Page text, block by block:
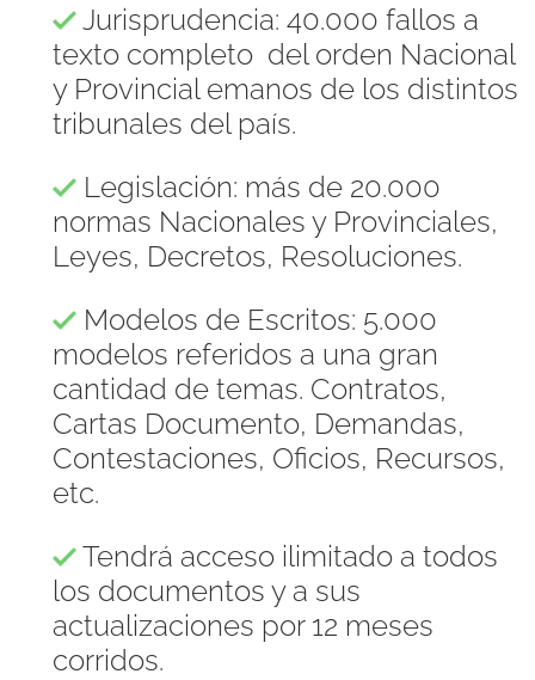
Jurisprudencia: 40.000 fallos a
texto completo del orden Nacional
y Provincial emanos de los distintos
tribunales del país.
Legislación: más de 20.000
normas Nacionales y Provinciales,
Leyes, Decretos, Resoluciones.
Modelos de Escritos: 5.000
modelos referidos a una gran
cantidad de temas. Contratos,
Cartas Documento, Demandas,
Contestaciones, Oficios, Recursos,
etc.
Tendrá acceso ilimitado a todos
los documentos y a sus
actualizaciones por 12 meses
corridos.